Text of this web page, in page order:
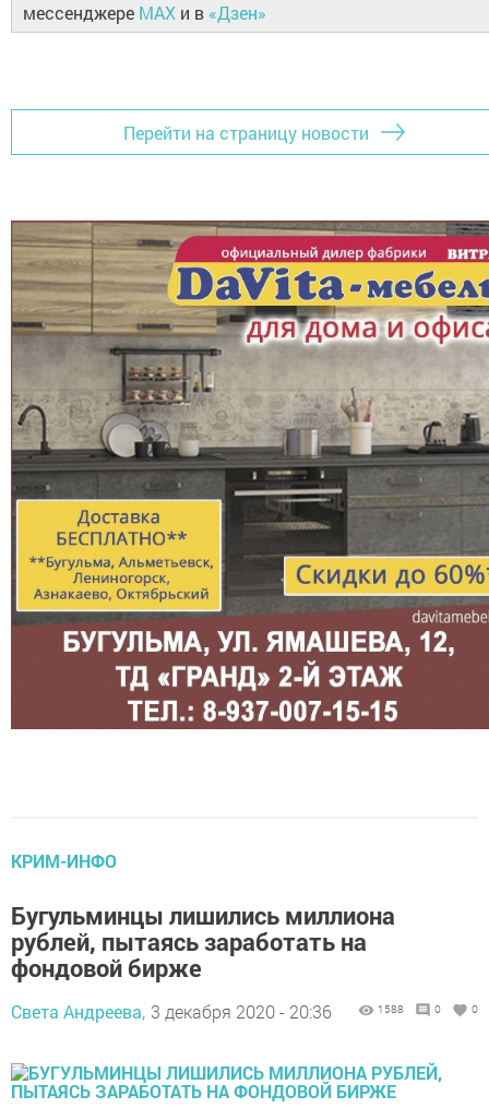
мессенджере MAX и в «Дзен»
Перейти на страницу новости
КРИМ-ИНФО
Бугульминцы лишились миллиона
рублей, пытаясь заработать на
фондовой бирже
Света Андреева, 3 декабря 2020 - 20:36 1588 0 0